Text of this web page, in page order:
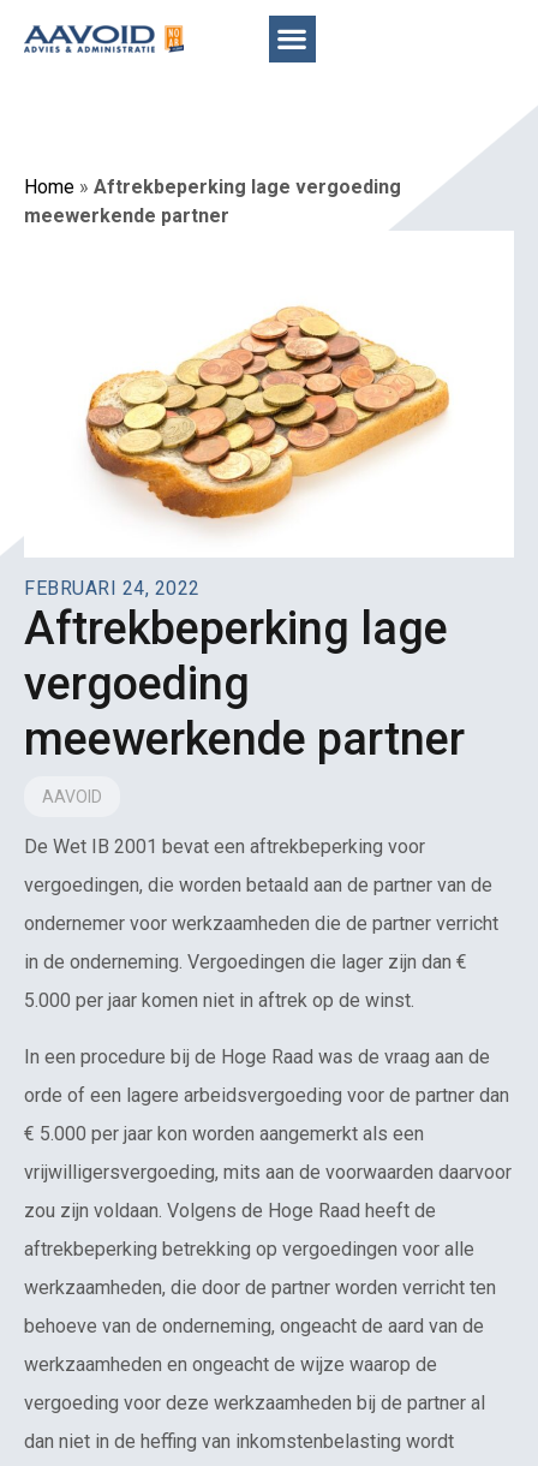
Home » Aftrekbeperking lage vergoeding
meewerkende partner
FEBRUARI 24, 2022
Aftrekbeperking lage
vergoeding
meewerkende partner
AAVOID
De Wet IB 2001 bevat een aftrekbeperking voor
vergoedingen, die worden betaald aan de partner van de
ondernemer voor werkzaamheden die de partner verricht
in de onderneming. Vergoedingen die lager zijn dan €
5.000 per jaar komen niet in aftrek op de winst.
In een procedure bij de Hoge Raad was de vraag aan de
orde of een lagere arbeidsvergoeding voor de partner dan
€ 5.000 per jaar kon worden aangemerkt als een
vrijwilligersvergoeding, mits aan de voorwaarden daarvoor
zou zijn voldaan. Volgens de Hoge Raad heeft de
aftrekbeperking betrekking op vergoedingen voor alle
werkzaamheden, die door de partner worden verricht ten
behoeve van de onderneming, ongeacht de aard van de
werkzaamheden en ongeacht de wijze waarop de
vergoeding voor deze werkzaamheden bij de partner al
dan niet in de heffing van inkomstenbelasting wordt